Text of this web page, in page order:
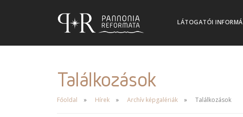
LÁTOGATÓI
Találkozások
Főoldal Hírek Archív képgalériák Találkozások